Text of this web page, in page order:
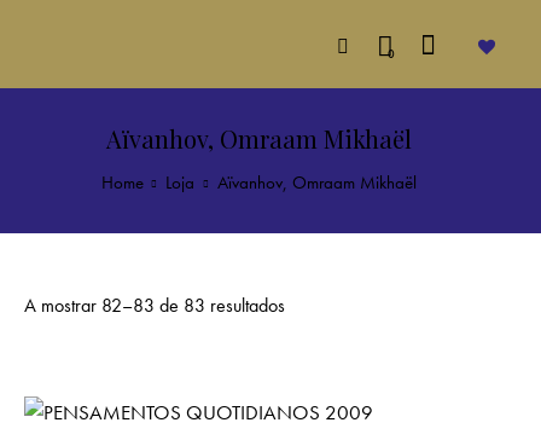
0
Aïvanhov, Omraam Mikhaël
Home Loja Aïvanhov, Omraam Mikhaël
A mostrar 82–83 de 83 resultados